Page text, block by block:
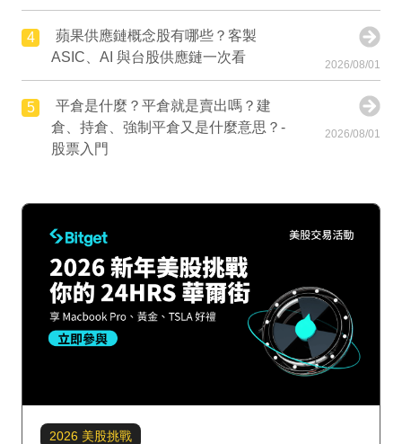
4
蘋果供應鏈概念股有哪些？客製
ASIC、AI 與台股供應鏈一次看
2026/08/01
5
平倉是什麼？平倉就是賣出嗎？建
倉、持倉、強制平倉又是什麼意思？-
股票入門
2026/08/01
2026 美股挑戰